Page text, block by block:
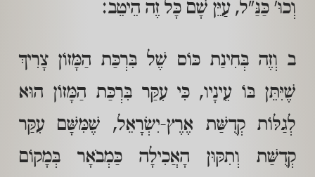
וְכוּ' כַּנַּ"ל, עַיֵּן שָׁם כָּל זֶה הֵיטֵב:
ב וְזֶה בְּחִינַת כּוֹס שֶׁל בִּרְכַּת הַמָּזוֹן צָרִיךְ
שֶׁיִּתֵּן בּוֹ עֵינָיו, כִּי עִקַּר בִּרְכַּת הַמָּזוֹן הוּא
לְגַלּוֹת קְדֻשַּׁת אֶרֶץ-יִשְׂרָאֵל, שֶׁמִּשָּׁם עִקַּר
קְדֻשַּׁת וְתִקּוּן הָאֲכִילָה כַּמְבֹאָר בְּמָקוֹם